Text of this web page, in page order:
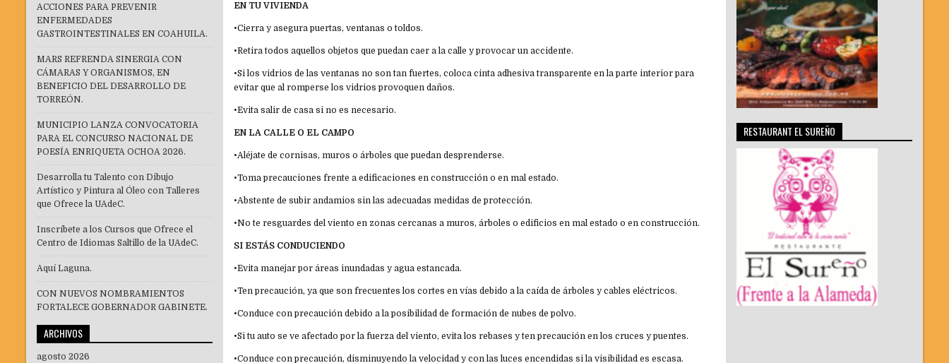
EN TU VIVIENDA
•⁠⁠Cierra y asegura puertas, ventanas o toldos.
•⁠⁠Retira todos aquellos objetos que puedan caer a la calle y provocar un accidente.
•⁠⁠Si los vidrios de las ventanas no son tan fuertes, coloca cinta adhesiva transparente en la parte interior para
evitar que al romperse los vidrios provoquen daños.
•⁠⁠Evita salir de casa si no es necesario.
EN LA CALLE O EL CAMPO
•⁠⁠Aléjate de cornisas, muros o árboles que puedan desprenderse.
•⁠⁠Toma precauciones frente a edificaciones en construcción o en mal estado.
•⁠⁠Abstente de subir andamios sin las adecuadas medidas de protección.
•⁠⁠No te resguardes del viento en zonas cercanas a muros, árboles o edificios en mal estado o en construcción.
SI ESTÁS CONDUCIENDO
•⁠⁠Evita manejar por áreas inundadas y agua estancada.
•⁠⁠Ten precaución, ya que son frecuentes los cortes en vías debido a la caída de árboles y cables eléctricos.
•⁠⁠Conduce con precaución debido a la posibilidad de formación de nubes de polvo.
•⁠⁠Si tu auto se ve afectado por la fuerza del viento, evita los rebases y ten precaución en los cruces y puentes.
•⁠⁠Conduce con precaución, disminuyendo la velocidad y con las luces encendidas si la visibilidad es escasa.
ACCIONES PARA PREVENIR
ENFERMEDADES
GASTROINTESTINALES EN COAHUILA.
MARS REFRENDA SINERGIA CON
CÁMARAS Y ORGANISMOS, EN
BENEFICIO DEL DESARROLLO DE
TORREÓN.
MUNICIPIO LANZA CONVOCATORIA
PARA EL CONCURSO NACIONAL DE
POESÍA ENRIQUETA OCHOA 2026.
Desarrolla tu Talento con Dibujo
Artístico y Pintura al Óleo con Talleres
que Ofrece la UAdeC.
Inscríbete a los Cursos que Ofrece el
Centro de Idiomas Saltillo de la UAdeC.
Aquí Laguna.
CON NUEVOS NOMBRAMIENTOS
FORTALECE GOBERNADOR GABINETE.
ARCHIVOS
agosto 2026
RESTAURANT EL SUREÑO